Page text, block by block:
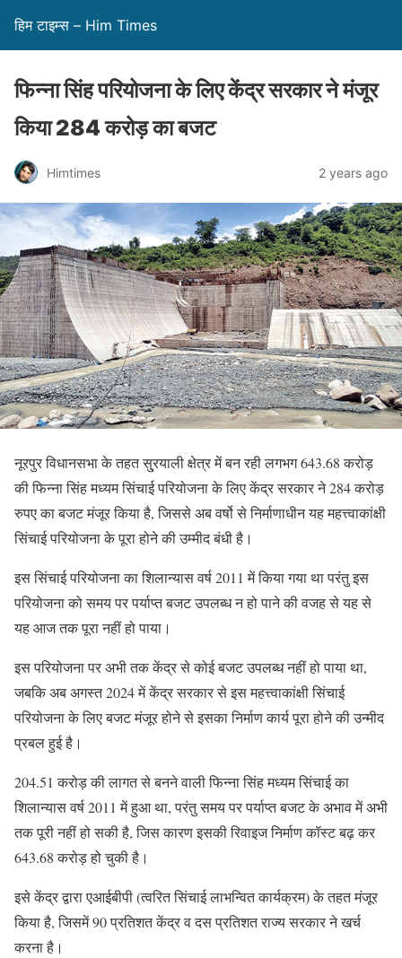
हिम टाइम्स – Him Times
फिन्ना सिंह परियोजना के लिए केंद्र सरकार ने मंजूर
किया 284 करोड़ का बजट
Himtimes 2 years ago
नूरपुर विधानसभा के तहत सु्रयाली क्षेत्र में बन रही लगभग 643.68 करोड़
की फिन्ना सिंह मध्यम सिंचाई परियोजना के लिए केंद्र सरकार ने 284 करोड़
रुपए का बजट मंजूर किया है, जिससे अब वर्षो से निर्माणाधीन यह महत्त्वाकांक्षी
सिंचाई परियोजना के पूरा होने की उम्मीद बंधी है।
इस सिंचाई परियोजना का शिलान्यास वर्ष 2011 में किया गया था परंतु इस
परियोजना को समय पर पर्याप्त बजट उपलब्ध न हो पाने की वजह से यह से
यह आज तक पूरा नहीं हो पाया।
इस परियोजना पर अभी तक केंद्र से कोई बजट उपलब्ध नहीं हो पाया था,
जबकि अब अगस्त 2024 में केंद्र सरकार से इस महत्त्वाकांक्षी सिंचाई
परियोजना के लिए बजट मंजूर होने से इसका निर्माण कार्य पूरा होने की उन्मीद
प्रबल हुई है।
204.51 करोड़ की लागत से बनने वाली फिन्ना सिंह मध्यम सिंचाई का
शिलान्यास वर्ष 2011 में हुआ था, परंतु समय पर पर्याप्त बजट के अभाव में अभी
तक पूरी नहीं हो सकी है, जिस कारण इसकी रिवाइज निर्माण कॉस्ट बढ़ कर
643.68 करोड़ हो चुकी है।
इसे केंद्र द्वारा एआईबीपी (त्वरित सिंचाई लाभन्वित कार्यक्रम) के तहत मंजूर
किया है, जिसमें 90 प्रतिशत केंद्र व दस प्रतिशत राज्य सरकार ने खर्च
करना है।